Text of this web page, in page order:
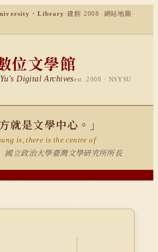
· Library ·建館 2008 網站地圖 ·
位文學館
Digital Archivesest. 2008 · NSYSU
就是文學中心。」
is, there is the centre of
立政治大學臺灣文學研究所所長